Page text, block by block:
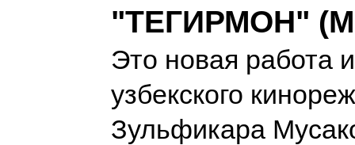
"ТЕГИРМОН"
Это новая работа
узбекского
Зульфикара